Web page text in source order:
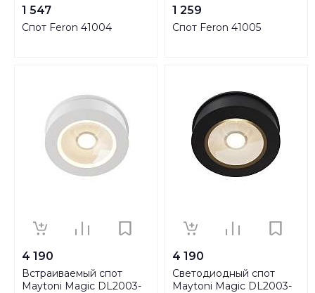
1 547
Спот Feron 41004
1 259
Спот Feron 41005
4 190
Встраиваемый спот
Maytoni Magic DL2003-
4 190
Светодиодный спот
Maytoni Magic DL2003-